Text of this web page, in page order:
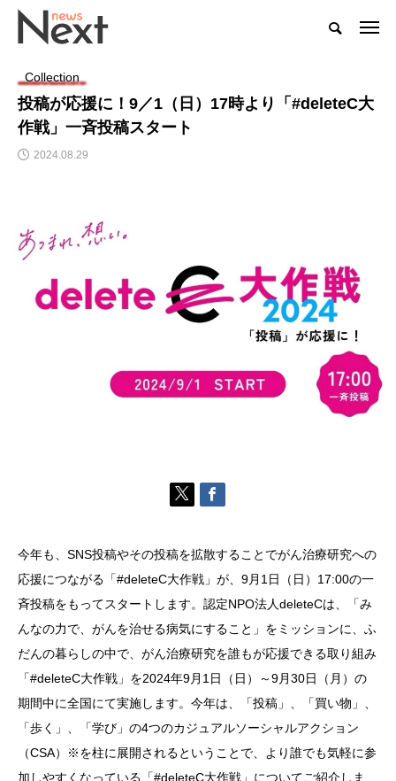
Collection
投稿が応援に！9／1（日）17時より「#deleteC大
作戦」一斉投稿スタート
2024.08.29
今年も、SNS投稿やその投稿を拡散することでがん治療研究への
応援につながる「#deleteC大作戦」が、9月1日（日）17:00の一
斉投稿をもってスタートします。認定NPO法人deleteCは、「み
んなの力で、がんを治せる病気にすること」をミッションに、ふ
だんの暮らしの中で、がん治療研究を誰もが応援できる取り組み
「#deleteC大作戦」を2024年9月1日（日）～9月30日（月）の
期間中に全国にて実施します。今年は、「投稿」、「買い物」、
「歩く」、「学び」の4つのカジュアルソーシャルアクション
（CSA）※を柱に展開されるということで、より誰でも気軽に参
加しやすくなっている「#deleteC大作戦」についてご紹介しま